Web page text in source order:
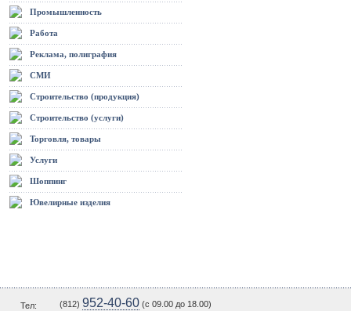
Промышленность
Работа
Реклама, полиграфия
СМИ
Строительство (продукция)
Строительство (услуги)
Торговля, товары
Услуги
Шоппинг
Ювелирные изделия
Тел: (812) 952-40-60 (c 09.00 до 18.00)